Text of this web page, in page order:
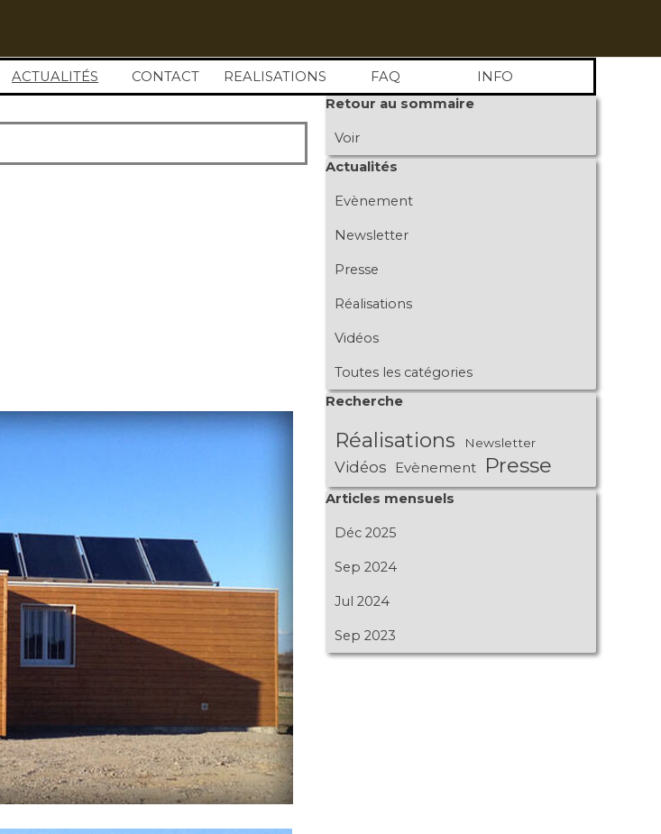
Sauter le menu
▼
ACTUALITÉS CONTACT REALISATIONS FAQ INFO
Sauter le bloc Retour au sommaire
Retour au sommaire
Voir
Sauter le bloc Actualités
Actualités
Evènement
Newsletter
Presse
Réalisations
Vidéos
Toutes les catégories
Sauter le bloc Recherche
Recherche
Réalisations Newsletter
Vidéos Evènement Presse
Sauter le bloc Articles mensuels
Articles mensuels
Déc 2025
Sep 2024
Jul 2024
Sep 2023